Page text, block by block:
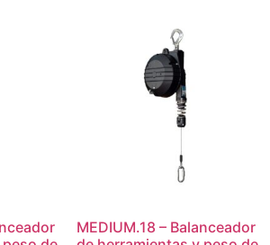
MEDIUM.18 – Balanceador